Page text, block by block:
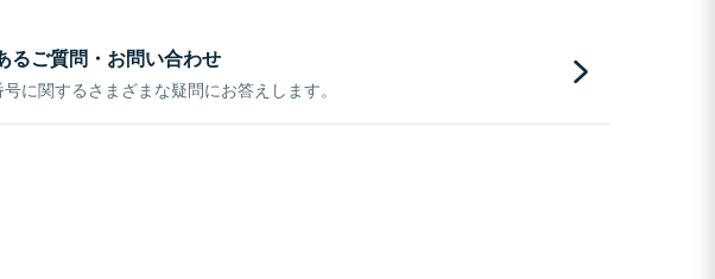
るご質問・お問い合わせ
に関するさまざまな疑問にお答えします。